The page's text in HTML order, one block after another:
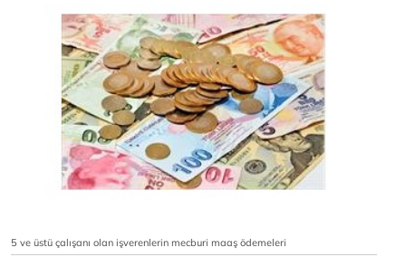
5 ve üstü çalışanı olan işverenlerin mecburi maaş ödemeleri